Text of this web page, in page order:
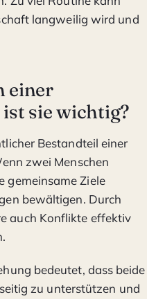
langweilig wird und
einer
sie wichtig?
Bestandteil einer
zwei Menschen
gemeinsame Ziele
bewältigen. Durch
auch Konflikte effektiv
bedeutet, dass beide
zu unterstützen und